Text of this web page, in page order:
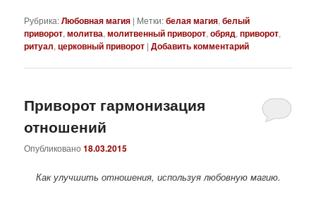
Рубрика:Любовная магия | Метки:белая магия,белый
приворот,молитва,молитвенный приворот,обряд,приворот,
ритуал,церковный приворот |Добавить комментарий
Приворот гармонизация
отношений
Опубликовано18.03.2015
Как улучшить отношения, используя любовную магию.